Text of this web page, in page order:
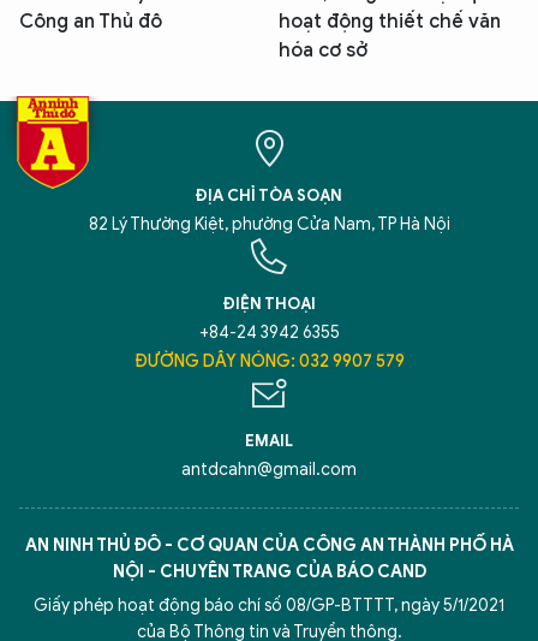
Công an Thủ đô
hoạt động thiết chế văn
hóa cơ sở
ĐỊA CHỈ TÒA SOẠN
82 Lý Thường Kiệt, phường Cửa Nam, TP Hà Nội
ĐIỆN THOẠI
+84-24 3942 6355
ĐƯỜNG DÂY NÓNG: 032 9907 579
EMAIL
antdcahn@gmail.com
AN NINH THỦ ĐÔ - CƠ QUAN CỦA CÔNG AN THÀNH PHỐ HÀ
NỘI - CHUYÊN TRANG CỦA BÁO CAND
Giấy phép hoạt động báo chí số 08/GP-BTTTT, ngày 5/1/2021
của Bộ Thông tin và Truyền thông.